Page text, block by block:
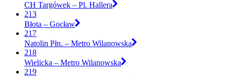
CH Targówek – Pl. Hallera
213
Błota – Gocław
217
Natolin Płn. – Metro Wilanowska
218
Wielicka – Metro Wilanowska
219